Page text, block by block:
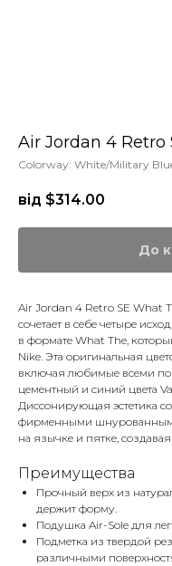
Air Jordan 4 Retro
Colorway: White/Military
від $314.00
До
Air Jordan 4 Retro SE What
сочетает в себе четыре
в формате What The,
Nike. Эта оригинальная
включая любимые всеми
цементный и синий цвета
Диссонирующая эстетика
фирменными
на язычке и пятке,
Преимущества
Прочный верх из
держит форму.
Подушка Air-Sole для
Подметка из твердой
различными